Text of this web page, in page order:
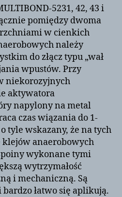
5231, 42, 43 i
pomiędzy dwoma
w cienkich
należy
do złącz typu „wał
wpustów. Przy
niekorozyjnych
aktywatora
napylony na metal
czas wiązania do 1-
tyle wskazany, że na tych
anaerobowych
wykonane tymi
wytrzymałość
i mechaniczną. Są
łatwo się aplikują.